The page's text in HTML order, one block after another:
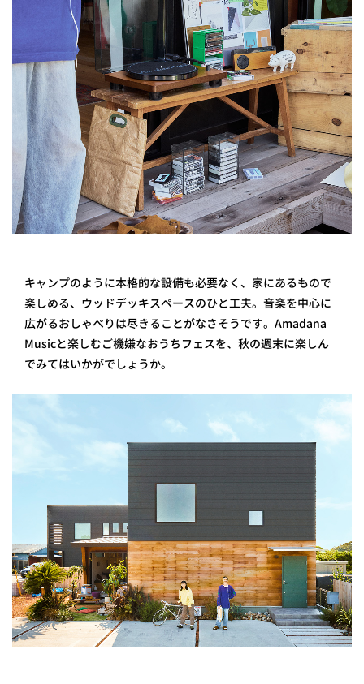
キャンプのように本格的な設備も必要なく、家にあるもので
楽しめる、ウッドデッキスペースのひと工夫。音楽を中心に
広がるおしゃべりは尽きることがなさそうです。Amadana
Musicと楽しむご機嫌なおうちフェスを、秋の週末に楽しん
でみてはいかがでしょうか。